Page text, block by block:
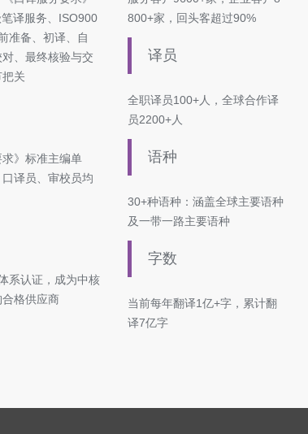
译服务、ISO900
准备、初译、自
、最终核验与交
关
》标准主编单
译员、审校员均
系认证，成为中核
格供应商
800+家，回头客超过90%
译员
全职译员100+人，全球合作译
员2200+人
语种
30+种语种：涵盖全球主要语种
及一带一路主要语种
字数
当前每年翻译1亿+字，累计翻
译7亿字